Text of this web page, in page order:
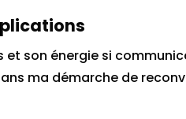
et son énergie si
ma démarche de